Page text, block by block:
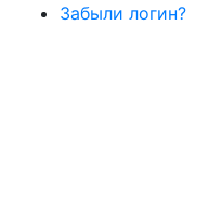
Забыли логин?